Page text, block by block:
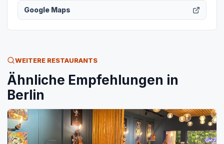
Google Maps
WEITERE RESTAURANTS
Ähnliche Empfehlungen in
Berlin